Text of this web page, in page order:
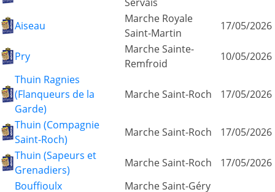
Aiseau
Marche Royale
Saint-Martin
17/05/2026
Pry
Marche Sainte-
Remfroid
10/05/2026
Thuin Ragnies
(Flanqueurs de la
Garde)
Marche Saint-Roch 17/05/2026
Thuin (Compagnie
Saint-Roch)
Marche Saint-Roch
17/05/2026
Thuin (Sapeurs et
Grenadiers)
Marche Saint-Roch
17/05/2026
Bouffioulx
Marche Saint-Géry